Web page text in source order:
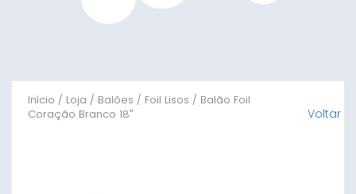
Início / Loja / Balões / Foil Lisos / Balão Foil
Coração Branco 18″
Voltar